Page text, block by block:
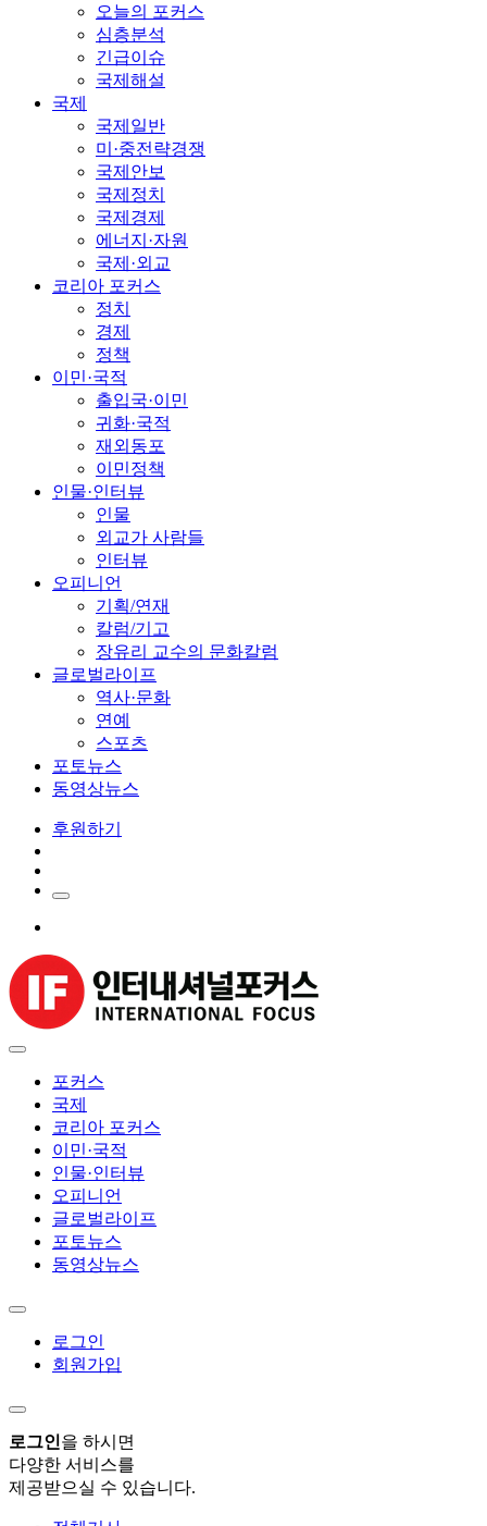
오늘의 포커스
심층분석
긴급이슈
국제해설
국제
국제일반
미·중전략경쟁
국제안보
국제정치
국제경제
에너지·자원
국제·외교
코리아 포커스
정치
경제
정책
이민·국적
출입국·이민
귀화·국적
재외동포
이민정책
인물·인터뷰
인물
외교가 사람들
인터뷰
오피니언
기획/연재
칼럼/기고
장유리 교수의 문화칼럼
글로벌라이프
역사·문화
연예
스포츠
포토뉴스
동영상뉴스
후원하기
포커스
국제
코리아 포커스
이민·국적
인물·인터뷰
오피니언
글로벌라이프
포토뉴스
동영상뉴스
로그인
회원가입
로그인을 하시면
다양한 서비스를
제공받으실 수 있습니다.